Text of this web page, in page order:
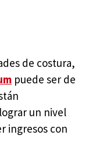
de costura,
puede ser de
un nivel
ingresos con